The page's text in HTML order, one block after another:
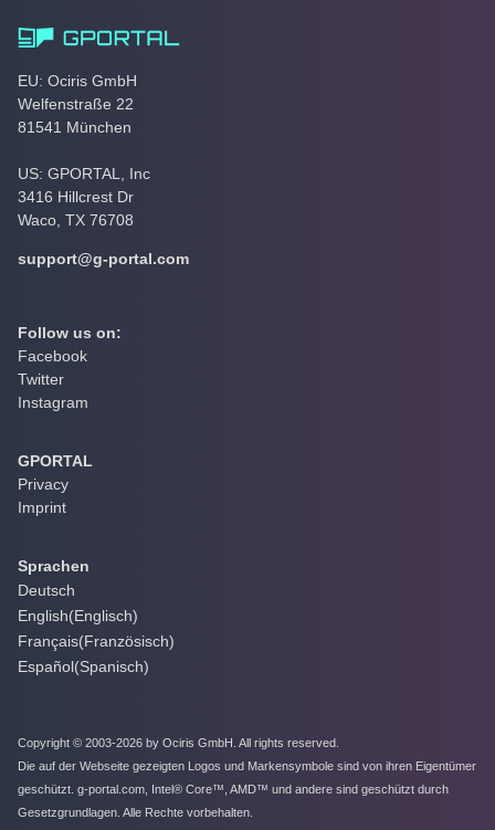
EU: Ociris GmbH
Welfenstraße 22
81541 München
US: GPORTAL, Inc
3416 Hillcrest Dr
Waco, TX 76708
support@g-portal.com
Follow us on:
Facebook
Twitter
Instagram
GPORTAL
Privacy
Imprint
Sprachen
Deutsch
English(Englisch)
Français(Französisch)
Español(Spanisch)
Copyright © 2003-2026 by Ociris GmbH. All rights reserved.
Die auf der Webseite gezeigten Logos und Markensymbole sind von ihren Eigentümer
geschützt. g-portal.com, Intel® Core™, AMD™ und andere sind geschützt durch
Gesetzgrundlagen. Alle Rechte vorbehalten.